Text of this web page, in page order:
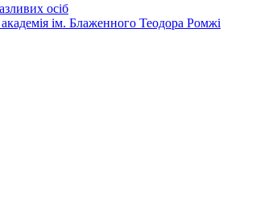
осіб
ім. Блаженного Теодора Ромжі